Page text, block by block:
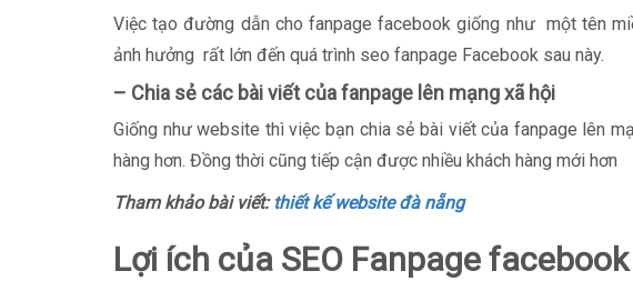
Việc tạo đường dẫn cho fanpage facebook giống như một tên
ảnh hưởng rất lớn đến quá trình seo fanpage Facebook sau này.
– Chia sẻ các bài viết của fanpage lên mạng xã hội
Giống như website thì việc bạn chia sẻ bài viết của fanpage lên
hàng hơn. Đồng thời cũng tiếp cận được nhiều khách hàng mới hơn
Tham khảo bài viết: thiết kế website đà nẵng
Lợi ích của SEO Fanpage facebook